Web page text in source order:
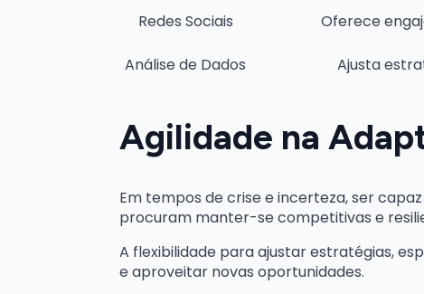
Redes Sociais
Oferece
Análise de Dados
Ajusta
Agilidade na
Em tempos de crise e incerteza, ser
procuram manter-se competitivas e
A flexibilidade para ajustar estratégias,
e aproveitar novas oportunidades.